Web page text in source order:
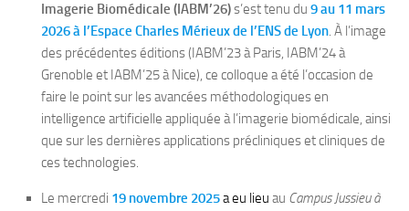
Imagerie Biomédicale (IABM’26)s’est tenu du 9 au 11 mars
2026 à l’Espace Charles Mérieux de l’ENS de Lyon. À l’image
des précédentes éditions (IABM’23 à Paris, IABM’24 à
Grenoble et IABM’25 à Nice), ce colloque a été l’occasion de
faire le point sur les avancées méthodologiques en
intelligence artificielle appliquée à l’imagerie biomédicale, ainsi
que sur les dernières applications précliniques et cliniques de
ces technologies.
Le mercredi 19 novembre 2025a eu lieu au Campus Jussieu à